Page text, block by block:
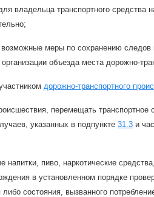
владельца транспортного средства
меры по сохранению
объезда места дорожно-
дорожно-транспортного
перемещать
указанных в подпункте 31.3 и
напитки, пиво, наркотические
в установленном порядке
состояния, вызванного